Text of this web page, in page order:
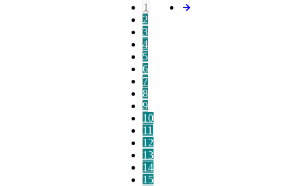
1
2
3
4
5
6
7
8
9
10
11
12
13
14
15